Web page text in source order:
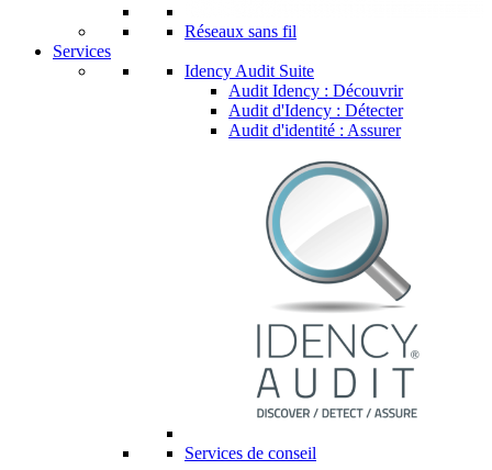
Réseaux sans fil
Services
Idency Audit Suite
Audit Idency : Découvrir
Audit d'Idency : Détecter
Audit d'identité : Assurer
Services de conseil